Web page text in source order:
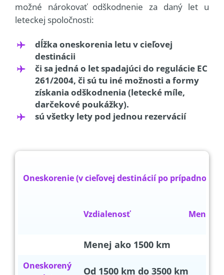
možné nárokovať odškodnenie za daný let u
leteckej spoločnosti:
dĺžka oneskorenia letu v cieľovej
destinácii
či sa jedná o let spadajúci do regulácie EC
261/2004, či sú tu iné možnosti a formy
získania odškodnenia (letecké míle,
darčekové poukážky).
sú všetky lety pod jednou rezervácií
Oneskorenie (v cieľovej destinácií po prípadnom
Vzdialenosť Menej
Menej ako 1500 km
Oneskorený
Od 1500 km do 3500 km